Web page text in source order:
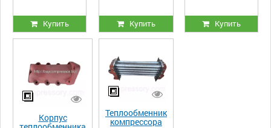
Купить Купить Купить
Корпус Теплообменник
компрессора